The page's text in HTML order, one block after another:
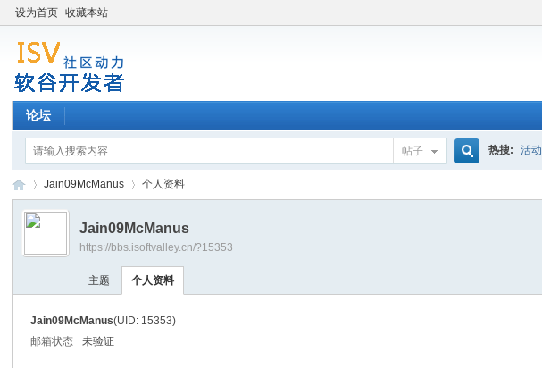
设为首页 收藏本站
论坛
帖子 热搜: 活动
›
Jain09McManus 个人资料
Jain09McManus
https://bbs.isoftvalley.cn/?15353
主题 个人资料
Jain09McManus(UID: 15353)
邮箱状态
未验证